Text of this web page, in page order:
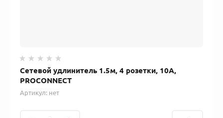
Сетевой удлинитель 1.5м, 4 розетки, 10А,
PROCONNECT
Артикул: нет